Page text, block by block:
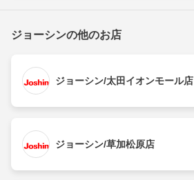
ジョーシンの他のお店
ジョーシン/太田イオンモール店
ジョーシン/草加松原店